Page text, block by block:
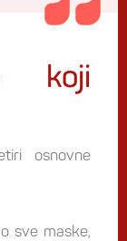
koji
osnovne
sve maske,